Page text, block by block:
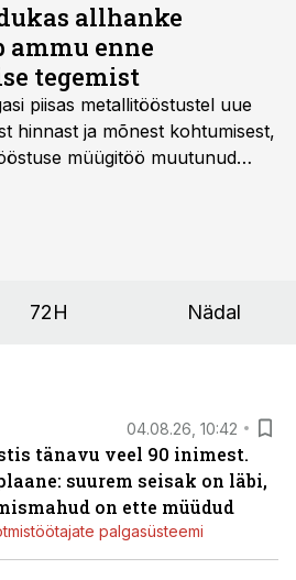
allhanke
ammu enne
tegemist
piisas metallitööstustel uue
hinnast ja mõnest kohtumisest,
müügitöö muutunud
72H Nädal
04.08.26, 10:42
tänavu veel 90 inimest.
suurem seisak on läbi,
on ette müüdud
palgasüsteemi